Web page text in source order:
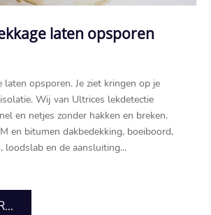
laten opsporen
laten opsporen.​ Je ziet kringen op je
Wij van Ultrices lekdetectie
en netjes zonder hakken en breken.​
en bitumen dakbedekking, boeiboord,
loodslab en de aansluiting...